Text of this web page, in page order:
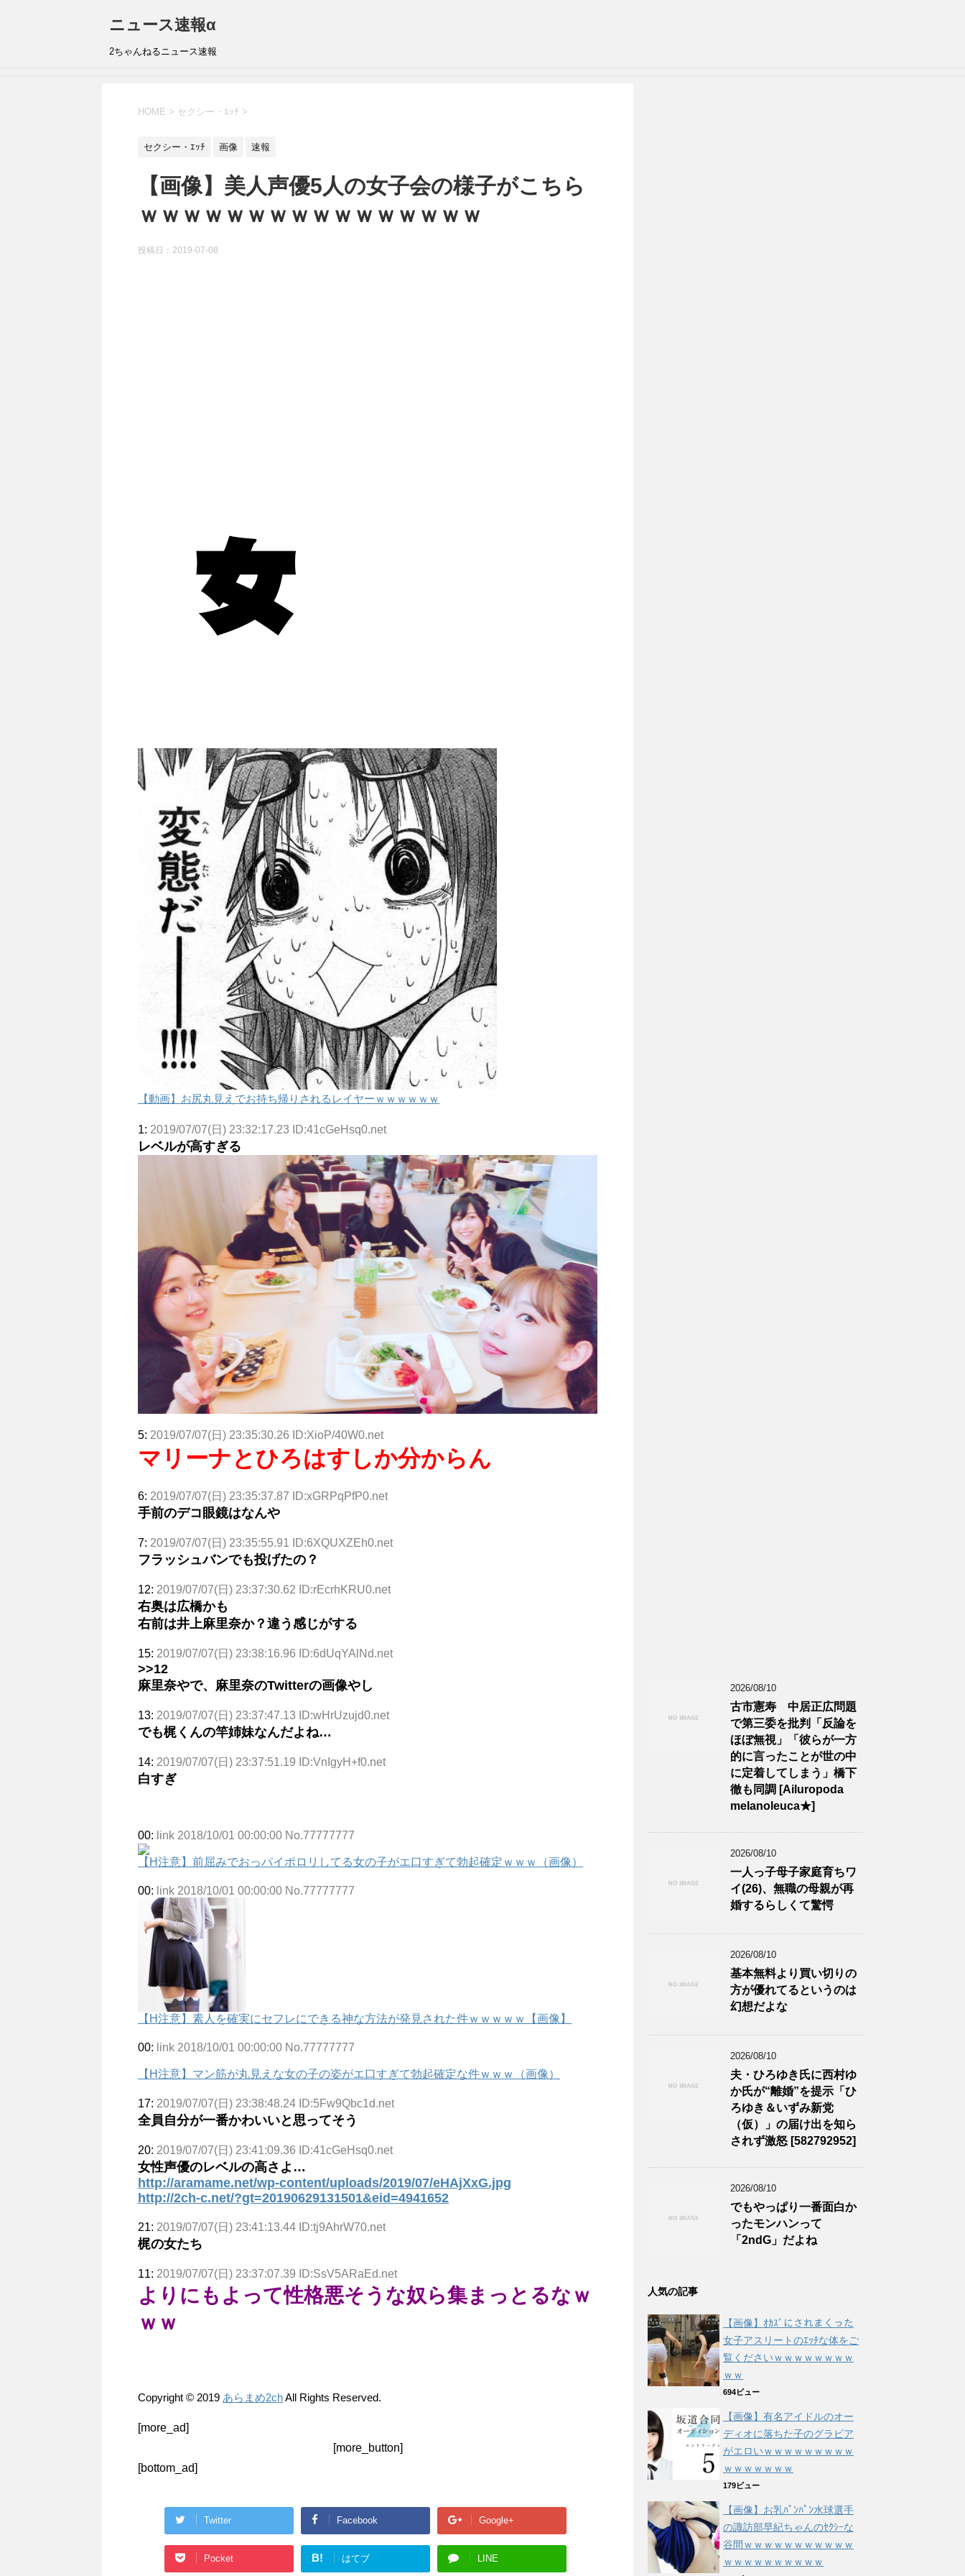
ニュース速報α
2ちゃんねるニュース速報
HOME > セクシー・ｴｯﾁ >
セクシー・ｴｯﾁ 画像 速報
【画像】美人声優5人の女子会の様子がこちら
ｗｗｗｗｗｗｗｗｗｗｗｗｗｗｗｗ
投稿日： 2019-07-08
【動画】お尻丸見えでお持ち帰りされるレイヤーｗｗｗｗｗｗ
1: 2019/07/07(日) 23:32:17.23 ID:41cGeHsq0.net
レベルが高すぎる
5: 2019/07/07(日) 23:35:30.26 ID:XioP/40W0.net
マリーナとひろはすしか分からん
6: 2019/07/07(日) 23:35:37.87 ID:xGRPqPfP0.net
手前のデコ眼鏡はなんや
7: 2019/07/07(日) 23:35:55.91 ID:6XQUXZEh0.net
フラッシュバンでも投げたの？
12: 2019/07/07(日) 23:37:30.62 ID:rEcrhKRU0.net
右奥は広橋かも
右前は井上麻里奈か？違う感じがする
15: 2019/07/07(日) 23:38:16.96 ID:6dUqYAlNd.net
>>12
麻里奈やで、麻里奈のTwitterの画像やし
13: 2019/07/07(日) 23:37:47.13 ID:wHrUzujd0.net
でも梶くんの竿姉妹なんだよね…
14: 2019/07/07(日) 23:37:51.19 ID:VnIgyH+f0.net
白すぎ
00: link 2018/10/01 00:00:00 No.77777777
【H注意】前屈みでおっパイポロリしてる女の子がエ口すぎて勃起確定ｗｗｗ（画像）
00: link 2018/10/01 00:00:00 No.77777777
【H注意】素人を確実にセフレにできる神な方法が発見された件ｗｗｗｗｗ【画像】
00: link 2018/10/01 00:00:00 No.77777777
【H注意】マン筋が丸見えな女の子の姿がエ口すぎて勃起確定な件ｗｗｗ（画像）
17: 2019/07/07(日) 23:38:48.24 ID:5Fw9Qbc1d.net
全員自分が一番かわいいと思ってそう
20: 2019/07/07(日) 23:41:09.36 ID:41cGeHsq0.net
女性声優のレベルの高さよ…
http://aramame.net/wp-content/uploads/2019/07/eHAjXxG.jpg
http://2ch-c.net/?gt=20190629131501&eid=4941652
21: 2019/07/07(日) 23:41:13.44 ID:tj9AhrW70.net
梶の女たち
11: 2019/07/07(日) 23:37:07.39 ID:SsV5ARaEd.net
よりにもよって性格悪そうな奴ら集まっとるなｗ
ｗｗ
Copyright © 2019 あらまめ2chAll Rights Reserved.
[more_ad]
[more_button]
[bottom_ad]
Twitter Facebook Google+
Pocket B! はてブ LINE
2026/08/10
古市憲寿 中居正広問題
で第三委を批判「反論を
ほぼ無視」「彼らが一方
的に言ったことが世の中
に定着してしまう」橋下
徹も同調 [Ailuropoda
melanoleuca★]
2026/08/10
一人っ子母子家庭育ちワ
イ(26)、無職の母親が再
婚するらしくて驚愕
2026/08/10
基本無料より買い切りの
方が優れてるというのは
幻想だよな
2026/08/10
夫・ひろゆき氏に西村ゆ
か氏が“離婚”を提示「ひ
ろゆき＆いずみ新党
（仮）」の届け出を知ら
されず激怒 [582792952]
2026/08/10
でもやっぱり一番面白か
ったモンハンって
「2ndG」だよね
人気の記事
【画像】ｵｶｽﾞにされまくった
女子アスリートのｴｯﾁな体をご
覧くださいｗｗｗｗｗｗｗｗ
ｗｗ
694ビュー
【画像】有名アイドルのオー
ディオに落ちた子のグラビア
がエロいｗｗｗｗｗｗｗｗｗ
ｗｗｗｗｗｗｗ
179ビュー
【画像】お乳ﾊﾟﾝﾊﾟﾝ水球選手
の諏訪部早紀ちゃんのｾｸｼｰな
谷間ｗｗｗｗｗｗｗｗｗｗｗ
ｗｗｗｗｗｗｗｗｗｗ